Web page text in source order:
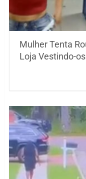
Mulher Tenta
Loja Vestindo-